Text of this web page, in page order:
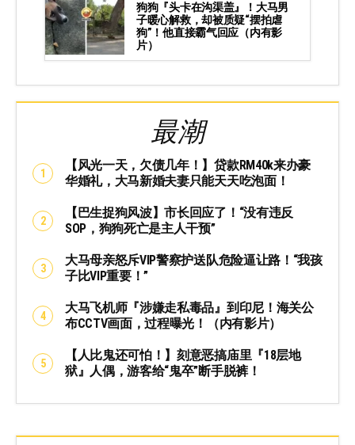
狗狗『头卡在沟渠盖』！大马男
子暖心解救，却被质疑“摆拍虐
狗”！他直接霸气回应（内有影
片）
最潮
【风光一天，欠债几年！】贷款RM40k来办豪
华婚礼，大马新婚夫妻只能天天吃泡面！
【巴生捉狗风波】市长回应了！“没有违反
SOP，狗狗死亡是主人干预”
大马母亲怒斥VIP警察护送队危险逼让路！“我孩
子比VIP重要！”
大马飞机师『涉嫌走私毒品』到印尼！海关公
布CCTV画面，过程曝光！（内有影片）
【人比鬼还可怕！】刻意恶搞庙里『18层地
狱』人偶，游客给“鬼卒”断手脱裤！